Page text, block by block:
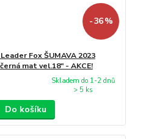
- 36 %
Fox ŠUMAVA 2023
mat vel.18" - AKCE!
Skladem do 1-2 dnů
> 5 ks
Do košíku